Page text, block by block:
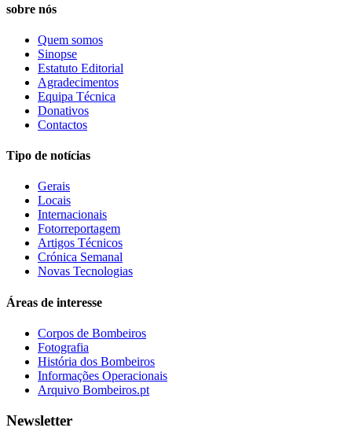
sobre nós
Quem somos
Sinopse
Estatuto Editorial
Agradecimentos
Equipa Técnica
Donativos
Contactos
Tipo de notícias
Gerais
Locais
Internacionais
Fotorreportagem
Artigos Técnicos
Crónica Semanal
Novas Tecnologias
Áreas de interesse
Corpos de Bombeiros
Fotografia
História dos Bombeiros
Informações Operacionais
Arquivo Bombeiros.pt
Newsletter